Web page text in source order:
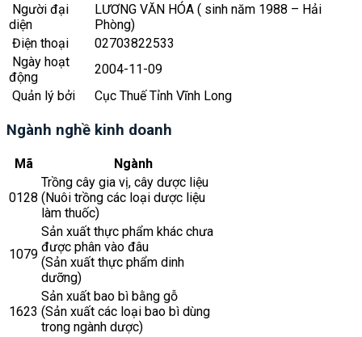
Người đại
diện
LƯƠNG VĂN HÓA ( sinh năm 1988 – Hải
Phòng)
Điện thoại
02703822533
Ngày hoạt
động
2004-11-09
Quản lý bởi
Cục Thuế Tỉnh Vĩnh Long
Ngành nghề kinh doanh
Mã Ngành
0128
Trồng cây gia vị, cây dược liệu
(Nuôi trồng các loại dược liệu
làm thuốc)
1079
Sản xuất thực phẩm khác chưa
được phân vào đâu
(Sản xuất thực phẩm dinh
dưỡng)
1623
Sản xuất bao bì bằng gỗ
(Sản xuất các loại bao bì dùng
trong ngành dược)